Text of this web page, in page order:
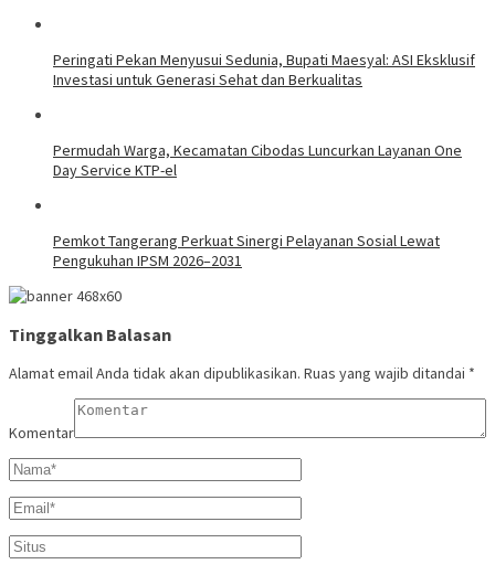
Peringati Pekan Menyusui Sedunia, Bupati Maesyal: ASI Eksklusif
Investasi untuk Generasi Sehat dan Berkualitas
Permudah Warga, Kecamatan Cibodas Luncurkan Layanan One
Day Service KTP-el
Pemkot Tangerang Perkuat Sinergi Pelayanan Sosial Lewat
Pengukuhan IPSM 2026–2031
Tinggalkan Balasan
Alamat email Anda tidak akan dipublikasikan. Ruas yang wajib ditandai *
Komentar